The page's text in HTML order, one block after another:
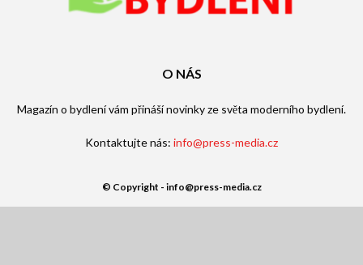
O NÁS
Magazín o bydlení vám přináší novinky ze světa moderního bydlení.
Kontaktujte nás: info@press-media.cz
© Copyright - info@press-media.cz